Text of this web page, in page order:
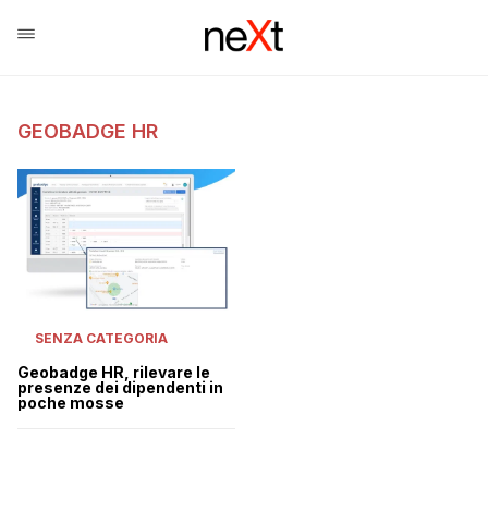
GEOBADGE HR
SENZA CATEGORIA
Geobadge HR, rilevare le
presenze dei dipendenti in
poche mosse